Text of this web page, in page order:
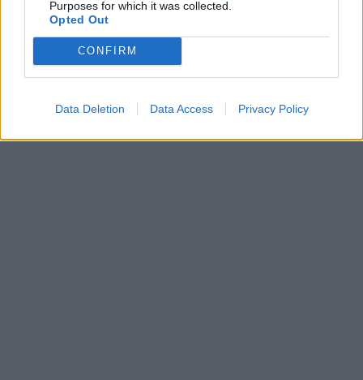
Purposes for which it was collected.
Opted Out
CONFIRM
Data Deletion Data Access Privacy Policy